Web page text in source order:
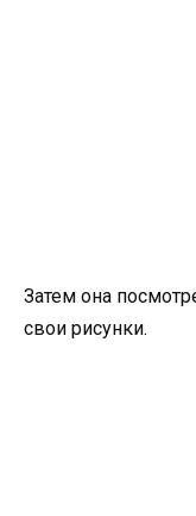
Затем она
свои рисунки.